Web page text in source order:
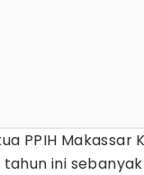
PPIH Makassar
ini